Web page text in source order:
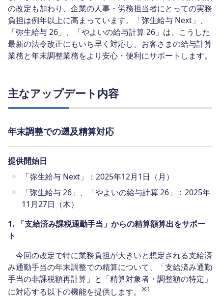
の改定も加わり、企業の人事・労務担当者にとっての実務
負担は例年以上に高まっています。「弥生給与 Next」、
「弥生給与 26」、「やよいの給与計算 26」は、こうした
最新の法令改正にもいち早く対応し、お客さまの給与計算
業務と年末調整業務をより安心・便利にサポートします。
主なアップデート内容
年末調整での遡及精算対応
提供開始日
「弥生給与 Next」：2025年12月1日（月）
「弥生給与 26」、「やよいの給与計算 26」：2025年
11月27日（木）
1. 「支給済み課税通勤手当」からの精算額算出をサポー
ト
今回の改定で特に業務負担が大きいと想定される支給済
み通勤手当の年末調整での精算について、「支給済み通勤
手当の非課税額再計算」と「精算対象者・調整額の特定」
に対応する以下の機能を提供します。
※1